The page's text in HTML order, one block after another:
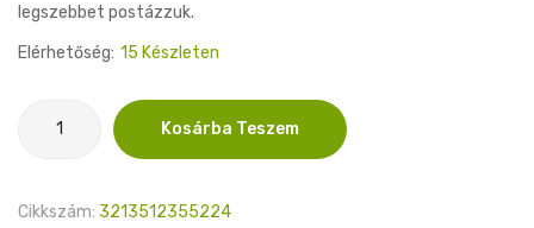
legszebbet postázzuk.
Elérhetőség: 15 Készleten
Philodendron
Kosárba Teszem
Cikkszám: 3213512355224